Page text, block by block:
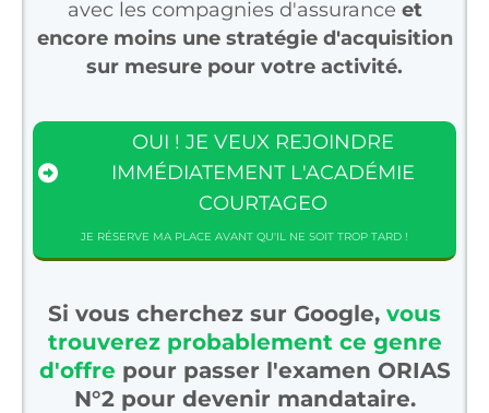
avec les compagnies d'assurance et
encore moins une stratégie d'acquisition
sur mesure pour votre activité.
OUI ! JE VEUX REJOINDRE
IMMÉDIATEMENT L'ACADÉMIE
COURTAGEO
JE RÉSERVE MA PLACE AVANT QU'IL NE SOIT TROP TARD !
Si vous cherchez sur Google, vous
trouverez probablement ce genre
d'offre pour passer l'examen ORIAS
N°2 pour devenir mandataire.